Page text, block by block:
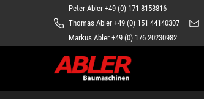
Peter Abler +49 (0) 171 8153816
Thomas Abler +49 (0) 151 44140307
Markus Abler +49 (0) 176 20230982